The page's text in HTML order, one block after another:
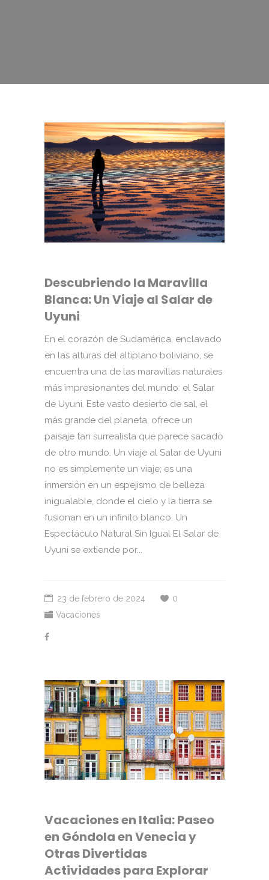
Descubriendo la Maravilla
Blanca: Un Viaje al Salar de
Uyuni
En el corazón de Sudamérica, enclavado
en las alturas del altiplano boliviano, se
encuentra una de las maravillas naturales
más impresionantes del mundo: el Salar
de Uyuni. Este vasto desierto de sal, el
más grande del planeta, ofrece un
paisaje tan surrealista que parece sacado
de otro mundo. Un viaje al Salar de Uyuni
no es simplemente un viaje; es una
inmersión en un espejismo de belleza
inigualable, donde el cielo y la tierra se
fusionan en un infinito blanco. Un
Espectáculo Natural Sin Igual El Salar de
Uyuni se extiende por...
23 de febrero de 2024
0
Vacaciones
Vacaciones en Italia: Paseo
en Góndola en Venecia y
Otras Divertidas
Actividades para Explorar